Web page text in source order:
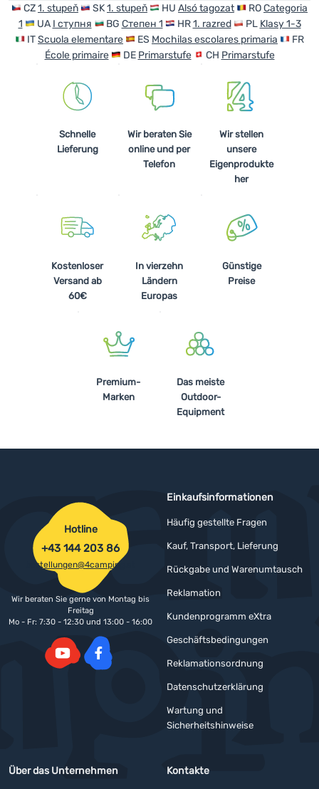
CZ1. stupeň SK1. stupeň HU Alsó tagozat ROCategoria
1
UA I ступня BG Степен 1 HR1. razred PL Klasy 1-3
ITScuola elementare ES Mochilas escolares primaria
FR
École primaire
DE Primarstufe CH Primarstufe
Schnelle
Lieferung
Wir beraten Sie
online und per
Telefon
Wir stellen
unsere
Eigenprodukte
her
Kostenloser
Versand ab
60€
In vierzehn
Ländern
Europas
Günstige
Preise
Premium-
Marken
Das meiste
Outdoor-
Equipment
Einkaufsinformationen
Häufig gestellte Fragen
Kauf, Transport, Lieferung
Rückgabe und Warenumtausch
Reklamation
Kundenprogramm eXtra
Geschäftsbedingungen
Reklamationsordnung
Datenschutzerklärung
Wartung und
Sicherheitshinweise
Über das Unternehmen Kontakte
Hotline
+43 144 203 86
bestellungen@4camping.at
Wir beraten Sie gerne von Montag bis
Freitag
Mo - Fr: 7:30 - 12:30 und 13:00 - 16:00